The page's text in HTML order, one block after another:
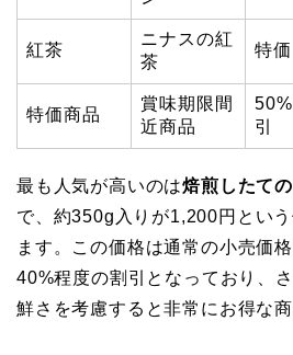
紅茶
ニナスの紅
茶
特価
特価商品
賞味期限間
近商品
引
最も人気が高いのは焙煎したて
で、約350g入りが1,200円とい
ます。この価格は通常の小売価
40%程度の割引となっており、
鮮さを考慮すると非常にお得な商